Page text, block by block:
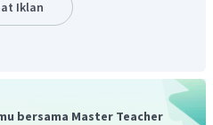
E.
Iklan
bersama Master Teacher